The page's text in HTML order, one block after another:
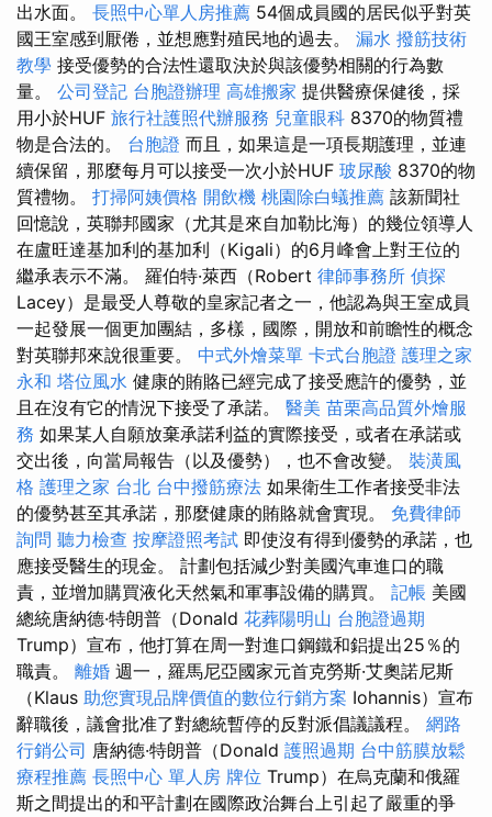
出水面。 長照中心單人房推薦 54個成員國的居民似乎對英
國王室感到厭倦，並想應對殖民地的過去。 漏水 撥筋技術
教學 接受優勢的合法性還取決於與該優勢相關的行為數
量。 公司登記 台胞證辦理 高雄搬家 提供醫療保健後，採
用小於HUF 旅行社護照代辦服務 兒童眼科 8370的物質禮
物是合法的。 台胞證 而且，如果這是一項長期護理，並連
續保留，那麼每月可以接受一次小於HUF 玻尿酸 8370的物
質禮物。 打掃阿姨價格 開飲機 桃園除白蟻推薦 該新聞社
回憶說，英聯邦國家（尤其是來自加勒比海）的幾位領導人
在盧旺達基加利的基加利（Kigali）的6月峰會上對王位的
繼承表示不滿。 羅伯特·萊西（Robert 律師事務所 偵探
Lacey）是最受人尊敬的皇家記者之一，他認為與王室成員
一起發展一個更加團結，多樣，國際，開放和前瞻性的概念
對英聯邦來說很重要。 中式外燴菜單 卡式台胞證 護理之家
永和 塔位風水 健康的賄賂已經完成了接受應許的優勢，並
且在沒有它的情況下接受了承諾。 醫美 苗栗高品質外燴服
務 如果某人自願放棄承諾利益的實際接受，或者在承諾或
交出後，向當局報告（以及優勢），也不會改變。 裝潢風
格 護理之家 台北 台中撥筋療法 如果衛生工作者接受非法
的優勢甚至其承諾，那麼健康的賄賂就會實現。 免費律師
詢問 聽力檢查 按摩證照考試 即使沒有得到優勢的承諾，也
應接受醫生的現金。 計劃包括減少對美國汽車進口的職
責，並增加購買液化天然氣和軍事設備的購買。 記帳 美國
總統唐納德·特朗普（Donald 花葬陽明山 台胞證過期
Trump）宣布，他打算在周一對進口鋼鐵和鋁提出25％的
職責。 離婚 週一，羅馬尼亞國家元首克勞斯·艾奧諾尼斯
（Klaus 助您實現品牌價值的數位行銷方案 Iohannis）宣布
辭職後，議會批准了對總統暫停的反對派倡議議程。 網路
行銷公司 唐納德·特朗普（Donald 護照過期 台中筋膜放鬆
療程推薦 長照中心 單人房 牌位 Trump）在烏克蘭和俄羅
斯之間提出的和平計劃在國際政治舞台上引起了嚴重的爭